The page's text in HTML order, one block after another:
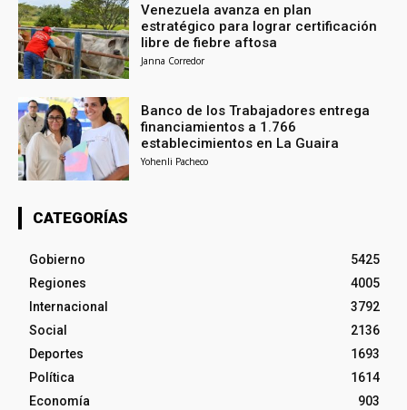
Venezuela avanza en plan
estratégico para lograr certificación
libre de fiebre aftosa
Janna Corredor
Banco de los Trabajadores entrega
financiamientos a 1.766
establecimientos en La Guaira
Yohenli Pacheco
CATEGORÍAS
Gobierno
5425
Regiones
4005
Internacional
3792
Social
2136
Deportes
1693
Política
1614
Economía
903